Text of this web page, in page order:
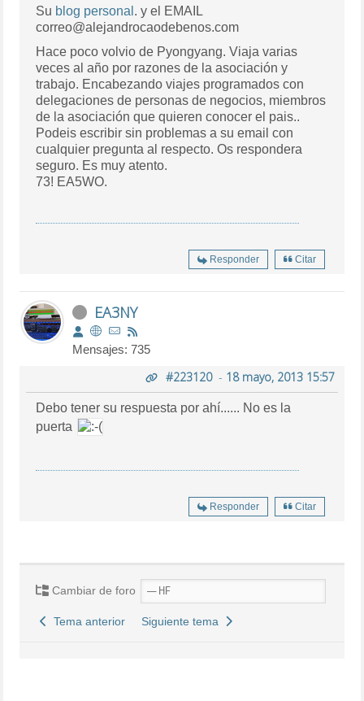
Su blog personal . y el EMAIL
correo@alejandrocaodebenos.com
Hace poco volvio de Pyongyang. Viaja varias
veces al año por razones de la asociación y
trabajo. Encabezando viajes programados con
delegaciones de personas de negocios, miembros
de la asociación que quieren conocer el pais..
Podeis escribir sin problemas a su email con
cualquier pregunta al respecto. Os respondera
seguro. Es muy atento.
73! EA5WO.
Responder Citar
EA3NY
Mensajes: 735
#223120- 18 mayo, 2013 15:57
Debo tener su respuesta por ahí...... No es la
puerta
Responder Citar
Cambiar de foro
Tema anterior Siguiente tema